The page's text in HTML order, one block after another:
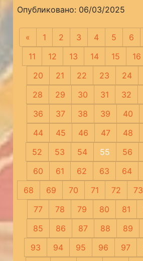
Опубликовано: 06/03/2025
« Предыдущая
1 2 3 4 5 6
11
12 13 14 15 16
20
21 22 23 24
28
29 30 31 32
36
37 38 39 40
44
45 46 47 48
52
53 54 55 56
60
61 62 63 64
68
69 70 71 72 73
77
78 79 80 81
85
86 87 88 89
93
94 95 96 97